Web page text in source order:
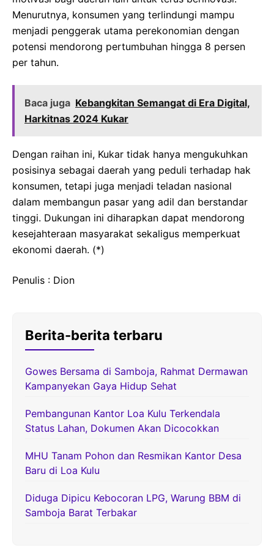
Menurutnya, konsumen yang terlindungi mampu
menjadi penggerak utama perekonomian dengan
potensi mendorong pertumbuhan hingga 8 persen
per tahun.
Baca juga Kebangkitan Semangat di Era Digital,
Harkitnas 2024 Kukar
Dengan raihan ini, Kukar tidak hanya mengukuhkan
posisinya sebagai daerah yang peduli terhadap hak
konsumen, tetapi juga menjadi teladan nasional
dalam membangun pasar yang adil dan berstandar
tinggi. Dukungan ini diharapkan dapat mendorong
kesejahteraan masyarakat sekaligus memperkuat
ekonomi daerah. (*)
Penulis : Dion
Berita-berita terbaru
Gowes Bersama di Samboja, Rahmat Dermawan
Kampanyekan Gaya Hidup Sehat
Pembangunan Kantor Loa Kulu Terkendala
Status Lahan, Dokumen Akan Dicocokkan
MHU Tanam Pohon dan Resmikan Kantor Desa
Baru di Loa Kulu
Diduga Dipicu Kebocoran LPG, Warung BBM di
Samboja Barat Terbakar